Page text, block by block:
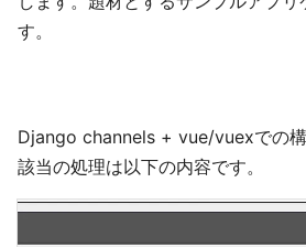
す。
Django channels + vue/vuexでの構
該当の処理は以下の内容です。